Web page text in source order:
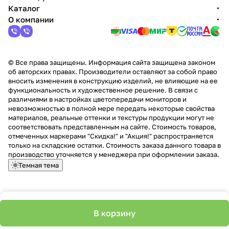
В корзину
Каталог
О компании
© Все права защищены. Информация сайта защищена законом
об авторских правах. Производители оставляют за собой право
вносить изменения в конструкцию изделий, не влияющие на ее
функциональность и художественное решение. В связи с
различиями в настройках цветопередачи мониторов и
невозможностью в полной мере передать некоторые свойства
материалов, реальные оттенки и текстуры продукции могут не
соответствовать представленным на сайте. Стоимость товаров,
отмеченных маркерами "Скидка!" и "Акция!" распространяется
только на складские остатки. Стоимость заказа данного товара в
производство уточняется у менеджера при оформлении заказа.
Темная тема